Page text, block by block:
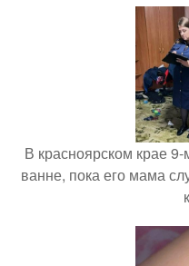
В красноярском крае
ванне, пока его мама